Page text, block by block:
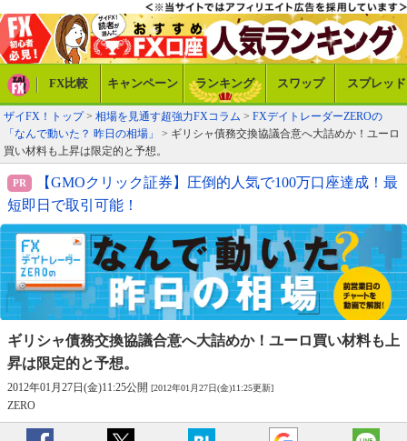
FX比較 キャンペーン ランキング スワップ スプレッド
ザイFX！トップ> 相場を見通す超強力FXコラム > FXデイトレーダーZEROの
「なんで動いた？ 昨日の相場」
> ギリシャ債務交換協議合意へ大詰めか！ユーロ
買い材料も上昇は限定的と予想。
【GMOクリック証券】圧倒的人気で100万口座達成！最
短即日で取引可能！
ギリシャ債務交換協議合意へ大詰めか！ ユーロ買い材料も上
昇は限定的と予想。
2012年01月27日(金)11:25公開 [2012年01月27日(金)11:25更新]
ZERO